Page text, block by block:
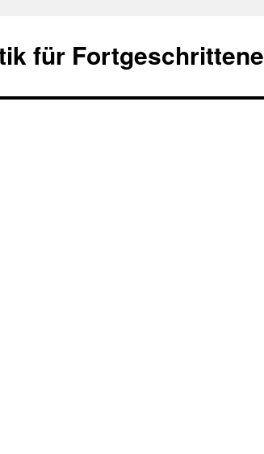
für Fortgeschrittene